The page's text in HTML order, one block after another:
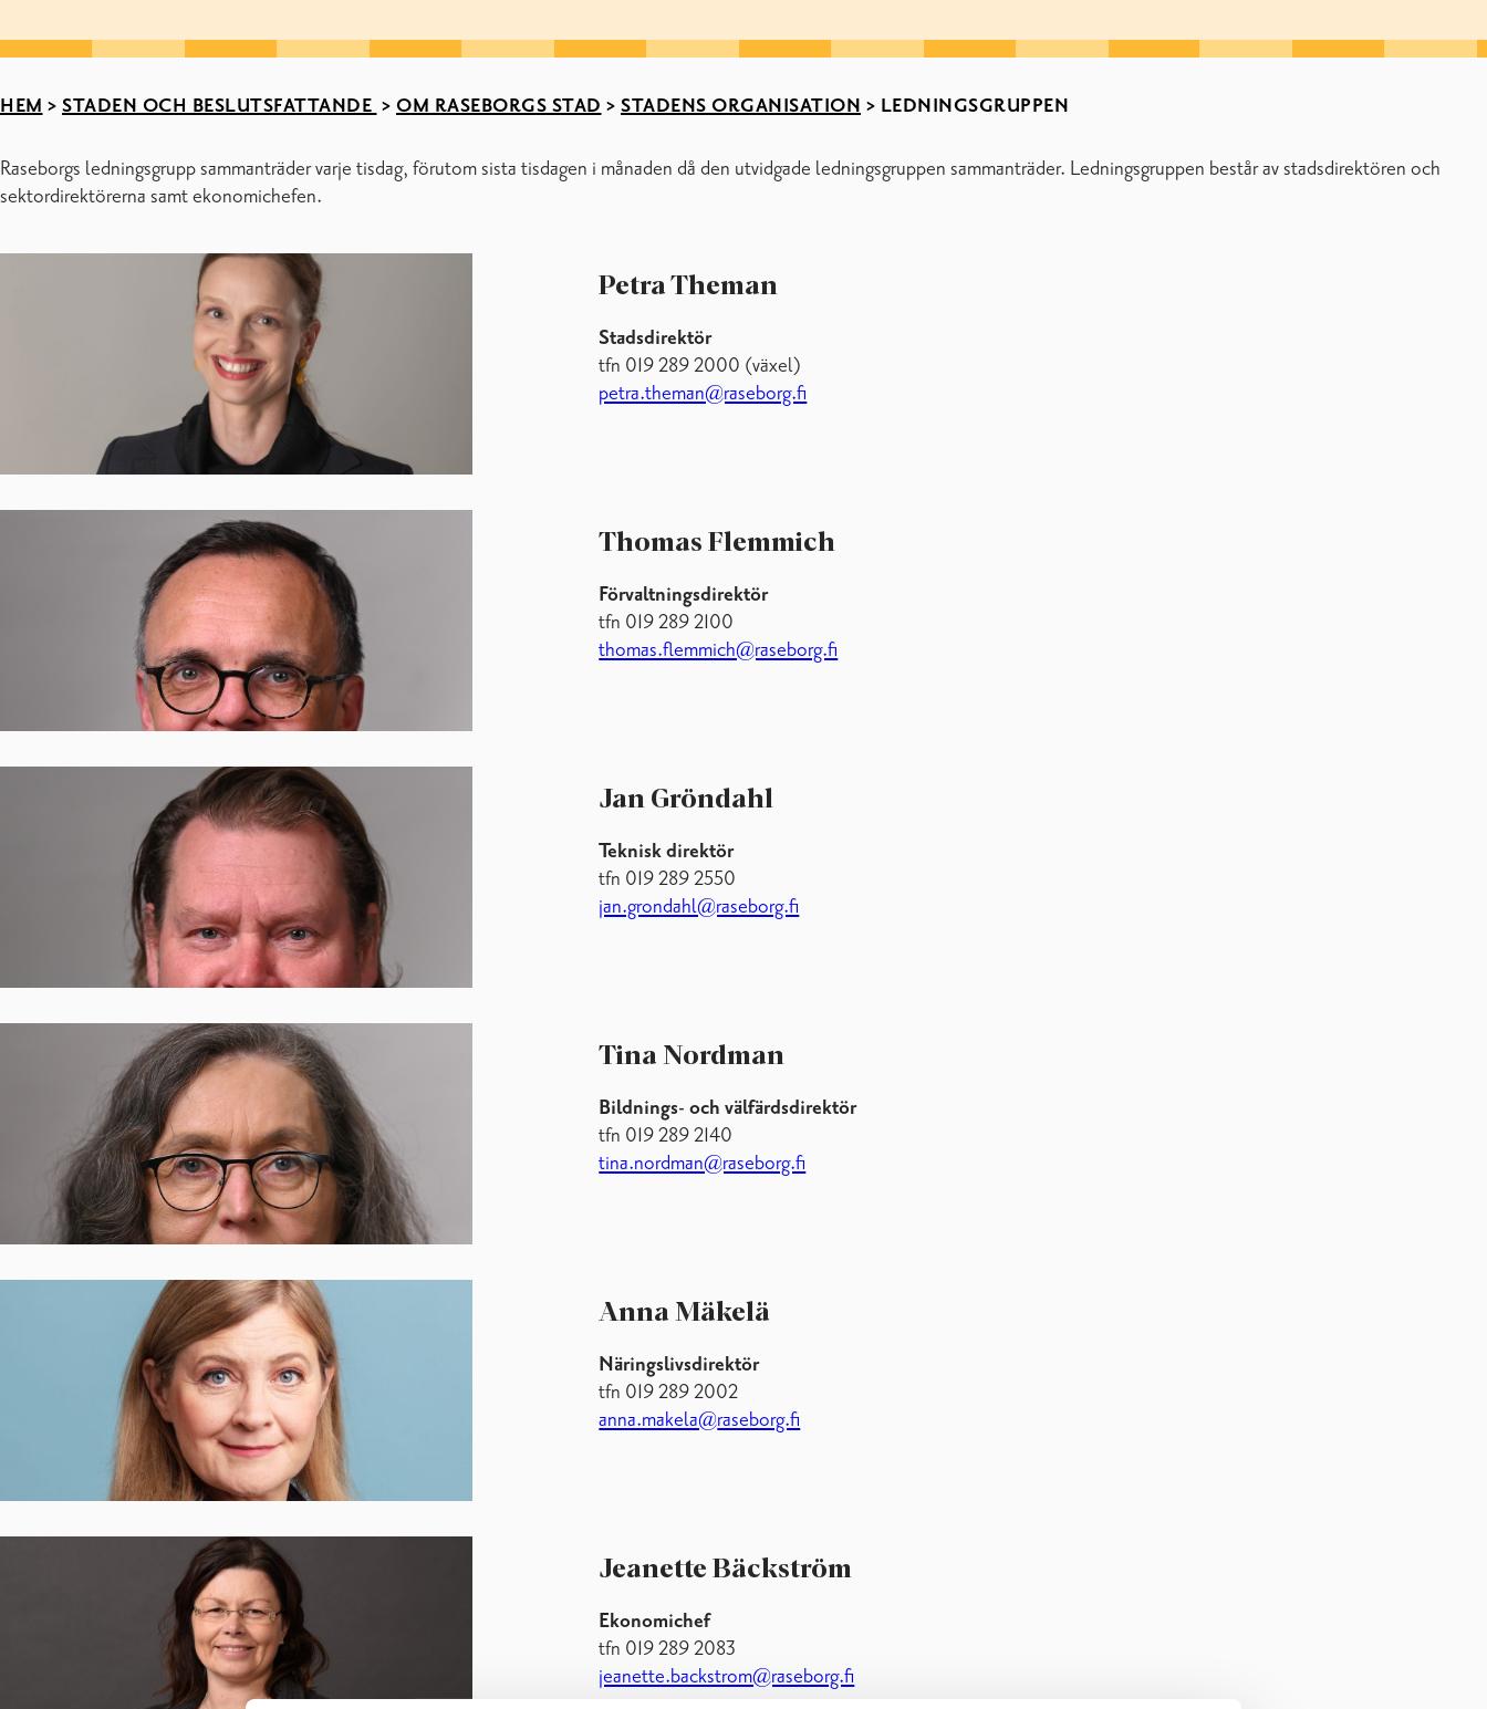
HEM > STADEN OCH BESLUTSFATTANDE > OM RASEBORGS STAD > STADENS ORGANISATION > LEDNINGSGRUPPEN
Raseborgs ledningsgrupp sammanträder varje tisdag, förutom sista tisdagen i månaden då den utvidgade ledningsgruppen sammanträder. Ledningsgruppen består av stadsdirektören och
sektordirektörerna samt ekonomichefen.
Petra Theman
Stadsdirektör
tfn 019 289 2000 (växel)
petra.theman@raseborg.fi
Thomas Flemmich
Förvaltningsdirektör
tfn 019 289 2100
thomas.flemmich@raseborg.fi
Jan Gröndahl
Teknisk direktör
tfn 019 289 2550
jan.grondahl@raseborg.fi
Tina Nordman
Bildnings- och välfärdsdirektör
tfn 019 289 2140
tina.nordman@raseborg.fi
Anna Mäkelä
Näringslivsdirektör
tfn 019 289 2002
anna.makela@raseborg.fi
Jeanette Bäckström
Ekonomichef
tfn 019 289 2083
jeanette.backstrom@raseborg.fi